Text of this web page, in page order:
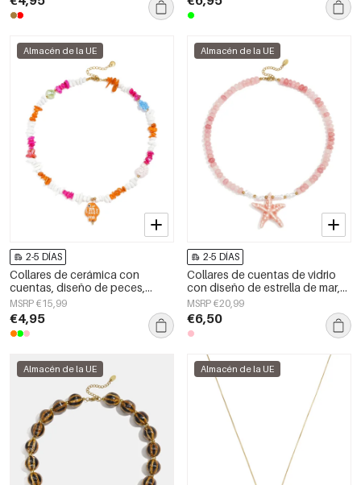
romántica para mujer.
Almacén de la UE
2-5 DÍAS
Collares de cerámica con
cuentas, diseño de peces,
estilo casual y romántico para
mujer.
MSRP €15,99
€4,95
Almacén de la UE
2-5 DÍAS
Collares de cuentas de vidrio
con diseño de estrella de mar,
ideales para vacaciones o para
disfrutar de la playa. Colección
romántica para mujer.
MSRP €20,99
€6,50
Almacén de la UE Almacén de la UE